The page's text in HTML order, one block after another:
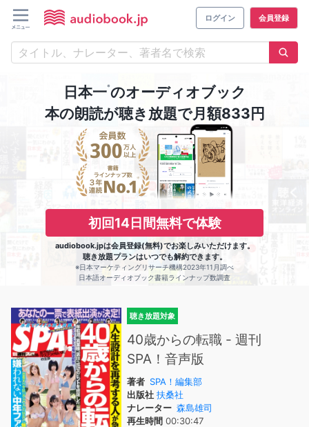
ログイン 会員登録
日本一※のオーディオブック
本の朗読が聴き放題で月額833円
初回14日間無料で体験
audiobook.jpは会員登録(無料)でお楽しみいただけます。
聴き放題プランはいつでも解約できます。
※日本マーケティングリサーチ機構2023年11月調べ
日本語オーディオブック書籍ラインナップ数調査
聴き放題対象
40歳からの転職 - 週刊
SPA！音声版
著者 SPA！編集部
出版社 扶桑社
ナレーター 森島雄司
再生時間 00:30:47